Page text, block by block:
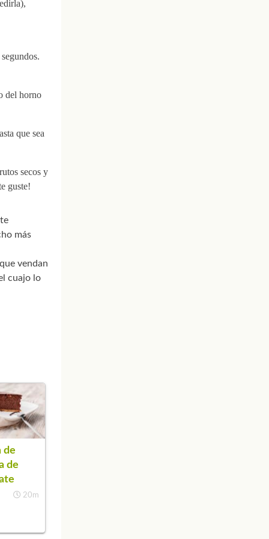
del horno
que sea
secos y
guste!
más
vendan
cuajo lo
de
de
20m